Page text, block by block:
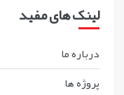
لینک های مفید
درباره ما
پروژه ها